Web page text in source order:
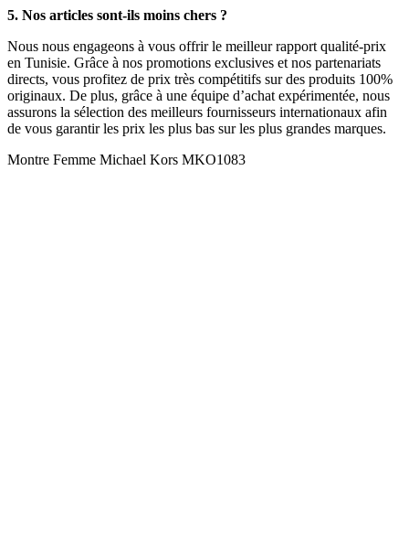
5. Nos articles sont-ils moins chers ?
Nous nous engageons à vous offrir le meilleur rapport qualité-prix
en Tunisie. Grâce à nos promotions exclusives et nos partenariats
directs, vous profitez de prix très compétitifs sur des produits 100%
originaux. De plus, grâce à une équipe d’achat expérimentée, nous
assurons la sélection des meilleurs fournisseurs internationaux afin
de vous garantir les prix les plus bas sur les plus grandes marques.
Montre Femme Michael Kors MKO1083